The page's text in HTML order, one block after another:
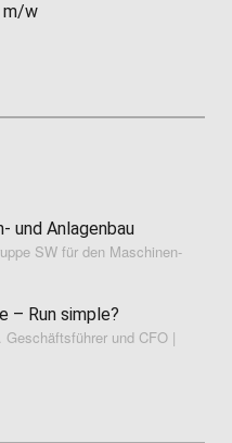
m/w
und Anlagenbau
SW für den Maschinen-
– Run simple?
und CFO |